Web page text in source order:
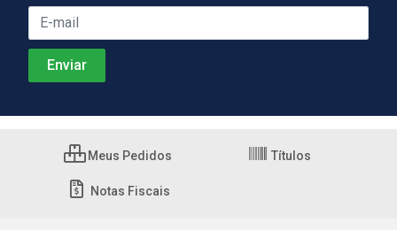
Meus Pedidos Títulos
Notas Fiscais